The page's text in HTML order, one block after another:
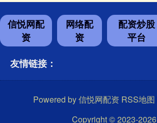
信悦网配
资
网络配
资
配资炒股
平台
友情链接：
Powered by信悦网配资 RSS地图
Copyright© 2023-2026